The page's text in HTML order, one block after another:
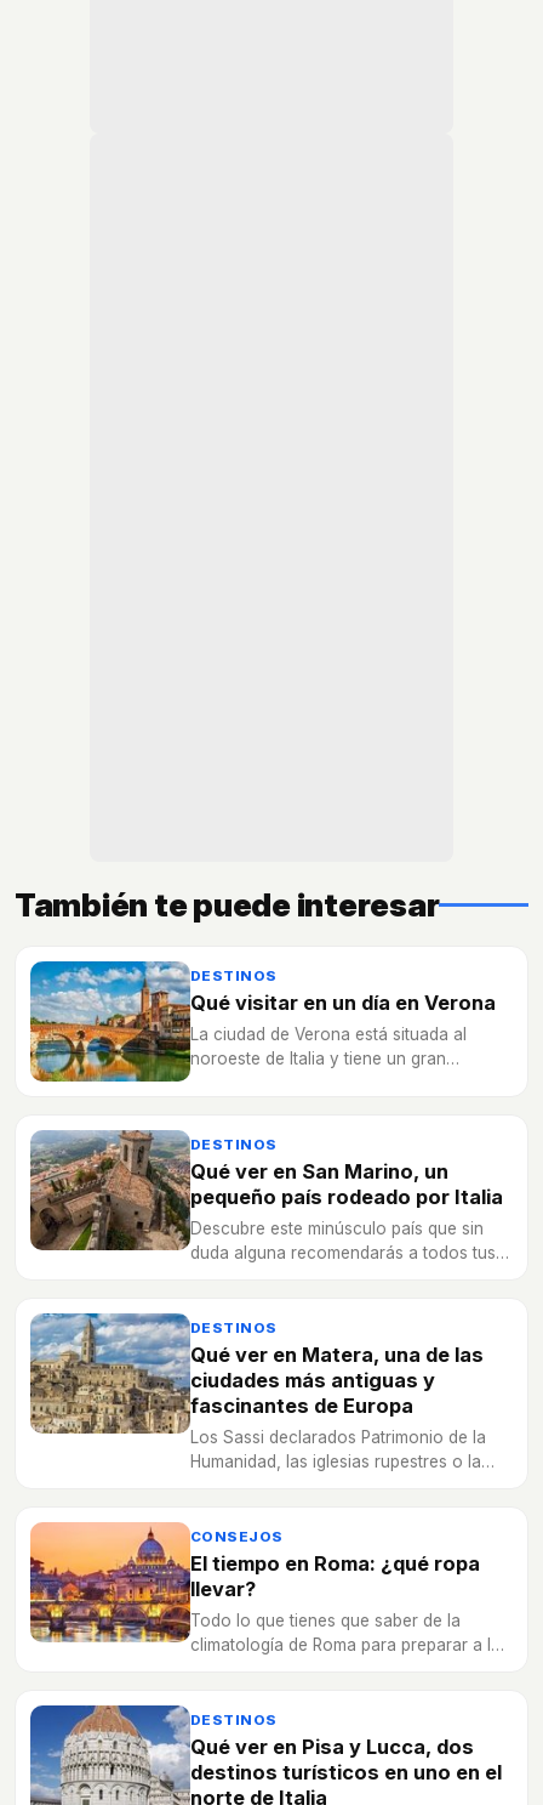
También te puede interesar
DESTINOS
Qué visitar en un día en Verona
La ciudad de Verona está situada al
noroeste de Italia y tiene un gran
DESTINOS
Qué ver en San Marino, un
pequeño país rodeado por Italia
Descubre este minúsculo país que sin
duda alguna recomendarás a todos tus
DESTINOS
Qué ver en Matera, una de las
ciudades más antiguas y
fascinantes de Europa
Los Sassi declarados Patrimonio de la
Humanidad, las iglesias rupestres o la
en Matera.
CONSEJOS
El tiempo en Roma: ¿qué ropa
llevar?
Todo lo que tienes que saber de la
climatología de Roma para preparar a la
DESTINOS
Qué ver en Pisa y Lucca, dos
destinos turísticos en uno en el
norte de Italia